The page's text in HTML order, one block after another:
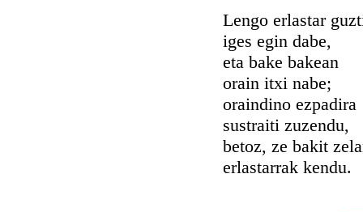
Lengo erlastar
iges egin dabe,
eta bake bakean
orain itxi nabe;
oraindino ezpadira
sustraiti zuzendu,
betoz, ze bakit
erlastarrak kendu.